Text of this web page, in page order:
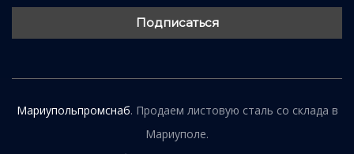
Мариупольпромснаб. Продаем листовую сталь со склада в
Мариуполе.